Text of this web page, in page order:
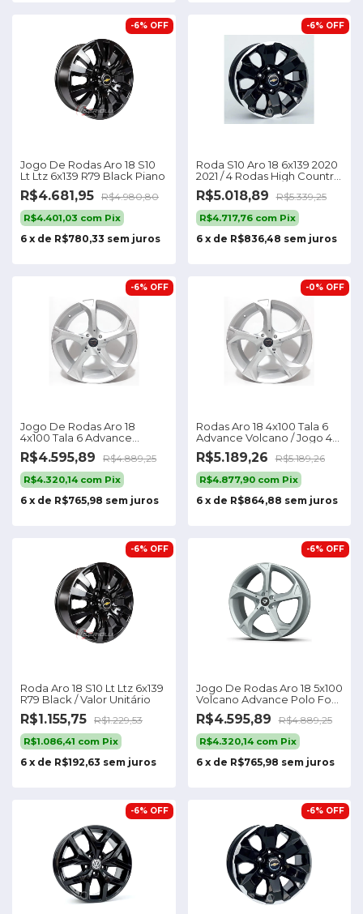
Jogo De Rodas Aro 18 S10
Lt Ltz 6x139 R79 Black Piano
-6% OFF
R$4.681,95 R$4.980,80
R$4.401,03 com Pix
6 x de R$780,33 sem juros
Roda S10 Aro 18 6x139 2020
2021 / 4 Rodas High Country
Ltz Cor Preta Diamante
-6% OFF
R$5.018,89 R$5.339,25
R$4.717,76 com Pix
6 x de R$836,48 sem juros
Jogo De Rodas Aro 18
4x100 Tala 6 Advance
Volcano
-6% OFF
R$4.595,89 R$4.889,25
R$4.320,14 com Pix
6 x de R$765,98 sem juros
Rodas Aro 18 4x100 Tala 6
Advance Volcano / Jogo 4
Rodas
-0% OFF
R$5.189,26 R$5.189,26
R$4.877,90 com Pix
6 x de R$864,88 sem juros
Roda Aro 18 S10 Lt Ltz 6x139
R79 Black / Valor Unitário
-6% OFF
R$1.155,75 R$1.229,53
R$1.086,41 com Pix
6 x de R$192,63 sem juros
Jogo De Rodas Aro 18 5x100
Volcano Advance Polo Fox
Golf
-6% OFF
R$4.595,89 R$4.889,25
R$4.320,14 com Pix
6 x de R$765,98 sem juros
-6% OFF -6% OFF